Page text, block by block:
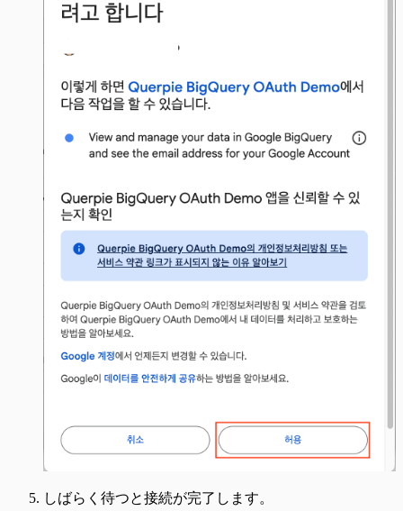
しばらく待つと接続が完了します。